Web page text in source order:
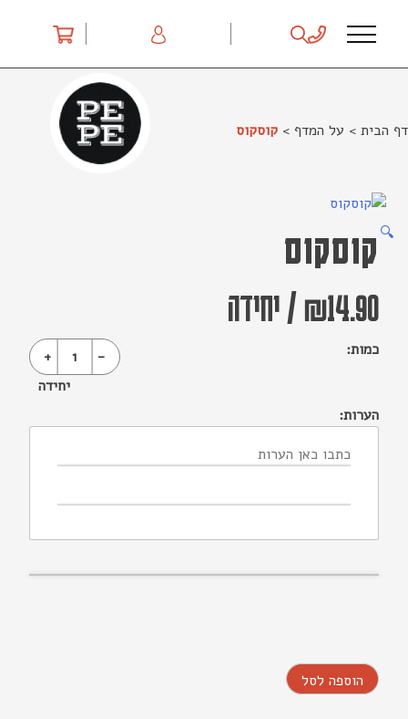
דף הבית > על המדף > קוסקוס
🔍 קוסקוס
₪14.90
/יחידה
כמות: -
1
+
יחידה
הערות:
הוספה לסל